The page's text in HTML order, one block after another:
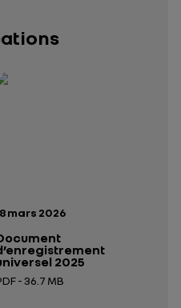
— données structurées (JSON)
de publication:
mars 2026
2025
- 36.7 MB
2026